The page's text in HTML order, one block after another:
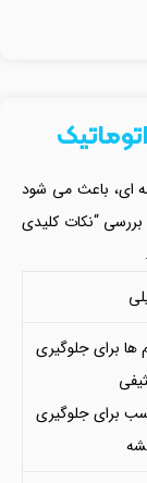
ای، باعث می شود
“نکات کلیدی
برای جلوگیری
برای جلوگیری